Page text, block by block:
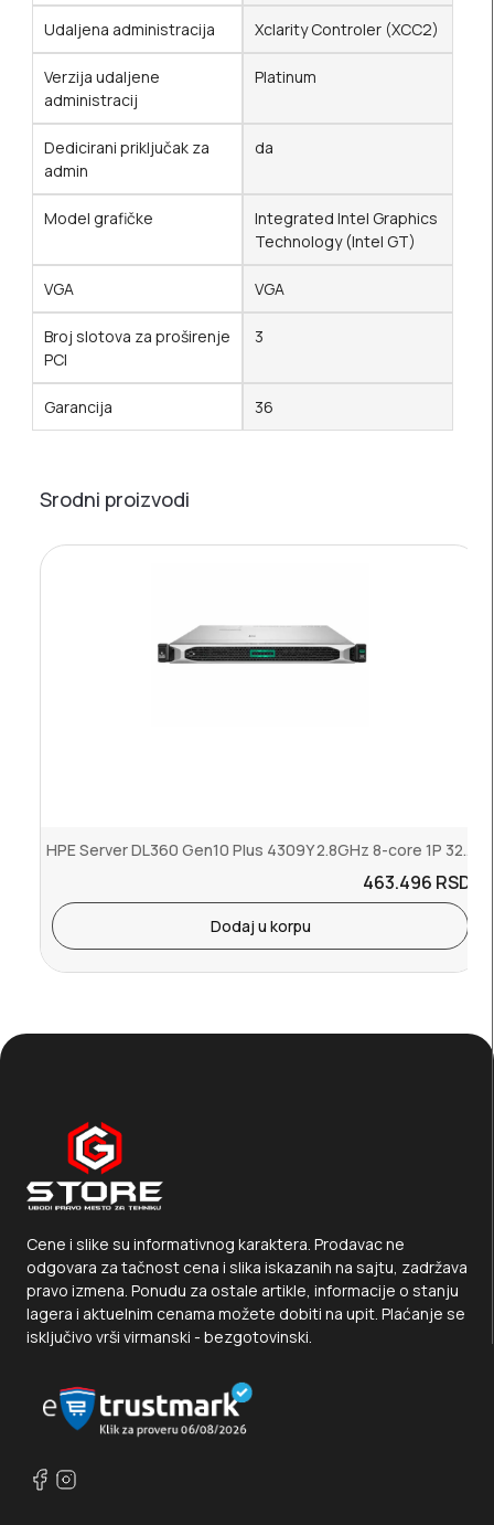
Udaljena administracija Xclarity Controler (XCC2)
Verzija udaljene
administracij
Platinum
Dedicirani priključak za
admin
da
Model grafičke
Integrated Intel Graphics
Technology (Intel GT)
VGA VGA
Broj slotova za proširenje
PCI
3
Garancija 36
Srodni proizvodi
HPE Server DL360 Gen10 Plus 4309Y 2.8GHz 8-core 1P 32GB-R MR416i-a ...
463.496 RSD.
Dodaj u korpu
Cene i slike su informativnog karaktera. Prodavac ne
odgovara za tačnost cena i slika iskazanih na sajtu, zadržava
pravo izmena. Ponudu za ostale artikle, informacije o stanju
lagera i aktuelnim cenama možete dobiti na upit. Plaćanje se
isključivo vrši virmanski - bezgotovinski.